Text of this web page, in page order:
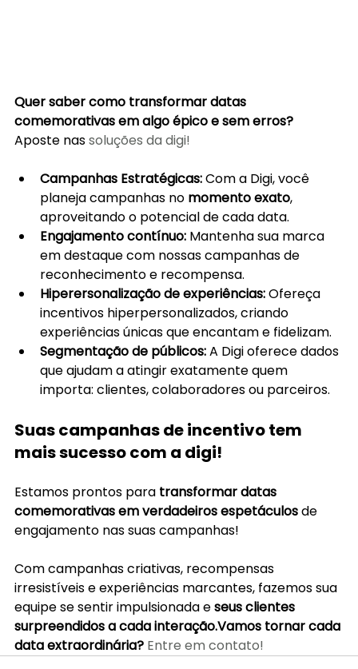
Quer saber como transformar datas
comemorativas em algo épico e sem erros?
Aposte nas soluções da digi!
Campanhas Estratégicas: Com a Digi, você
planeja campanhas no momento exato,
aproveitando o potencial de cada data.
Engajamento contínuo: Mantenha sua marca
em destaque com nossas campanhas de
reconhecimento e recompensa.
Hiperersonalização de experiências: Ofereça
incentivos hiperpersonalizados, criando
experiências únicas que encantam e fidelizam.
Segmentação de públicos: A Digi oferece dados
que ajudam a atingir exatamente quem
importa: clientes, colaboradores ou parceiros.
Suas campanhas de incentivo tem
mais sucesso com a digi!
Estamos prontos para transformar datas
comemorativas em verdadeiros espetáculos de
engajamento nas suas campanhas!
Com campanhas criativas, recompensas
irresistíveis e experiências marcantes, fazemos sua
equipe se sentir impulsionada e seus clientes
surpreendidos a cada interação.Vamos tornar cada
data extraordinária? Entre em contato!